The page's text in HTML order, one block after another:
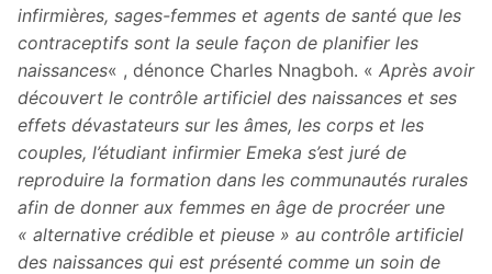
infirmières, sages-femmes et agents de santé que les
contraceptifs sont la seule façon de planifier les
naissances« , dénonce Charles Nnagboh. « Après avoir
découvert le contrôle artificiel des naissances et ses
effets dévastateurs sur les âmes, les corps et les
couples, l’étudiant infirmier Emeka s’est juré de
reproduire la formation dans les communautés rurales
afin de donner aux femmes en âge de procréer une
« alternative crédible et pieuse » au contrôle artificiel
des naissances qui est présenté comme un soin de